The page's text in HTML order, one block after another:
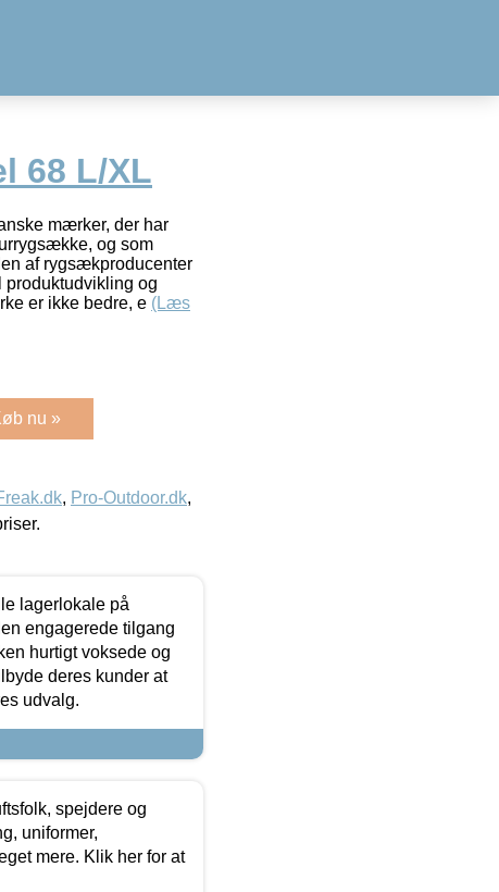
68 L/XL
mærker, der har
og som
af rygsækproducenter
produktudvikling og
er ikke bedre, e (Læs
nu »
, Pro-Outdoor.dk,
lagerlokale på
engagerede tilgang
hurtigt voksede og
deres kunder at
udvalg.
spejdere og
uniformer,
mere. Klik her for at